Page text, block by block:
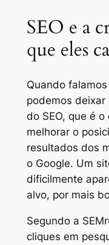
SEO e a
que eles
Quando falamos
podemos
do SEO, que é
melhorar o
resultados dos
o Google. Um
dificilmente
alvo, por mais
Segundo a
cliques em